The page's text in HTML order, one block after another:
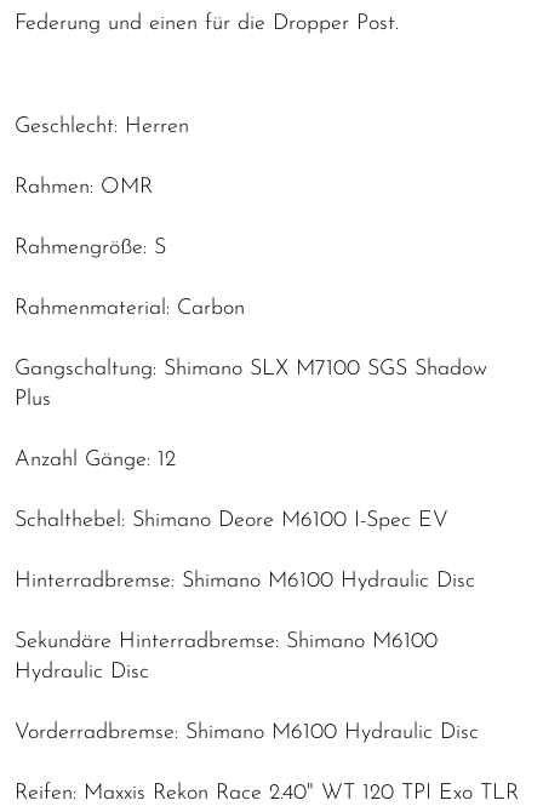
Federung und einen für die Dropper Post.
Geschlecht: Herren
Rahmen: OMR
Rahmengröße: S
Rahmenmaterial: Carbon
Gangschaltung: Shimano SLX M7100 SGS Shadow
Plus
Anzahl Gänge: 12
Schalthebel: Shimano Deore M6100 I-Spec EV
Hinterradbremse: Shimano M6100 Hydraulic Disc
Sekundäre Hinterradbremse: Shimano M6100
Hydraulic Disc
Vorderradbremse: Shimano M6100 Hydraulic Disc
Reifen: Maxxis Rekon Race 2.40" WT 120 TPI Exo TLR